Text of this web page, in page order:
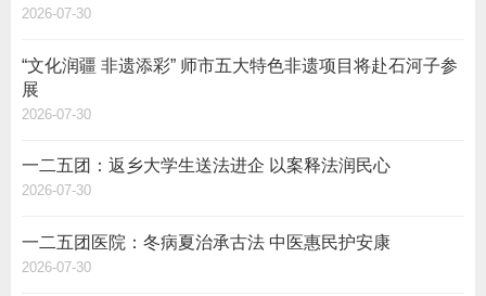
2026-07-30
“文化润疆 非遗添彩” 师市五大特色非遗项目将赴石河子参
展
2026-07-30
一二五团：返乡大学生送法进企 以案释法润民心
2026-07-30
一二五团医院：冬病夏治承古法 中医惠民护安康
2026-07-30